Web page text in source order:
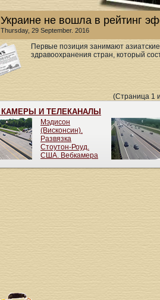
Украине не вошла в рейтинг
Thursday, 29 September. 2016
Первые позиция занимают
здравоохранения стран, который
(Страница 1